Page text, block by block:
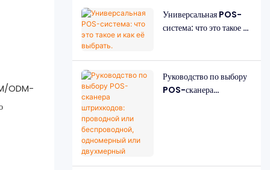
ODM-
Универсальная POS-
система: что это такое и
Руководство по выбору
POS-сканера